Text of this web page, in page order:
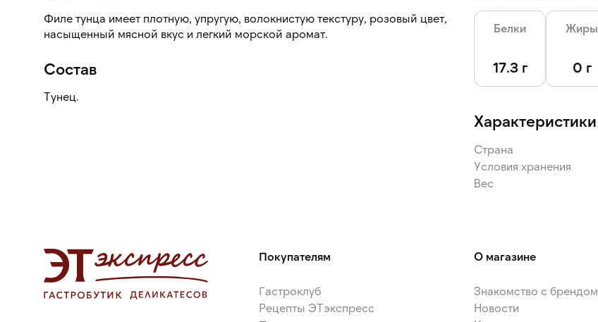
Филе тунца имеет плотную, упругую, волокнистую текстуру, розовый цвет,
насыщенный мясной вкус и легкий морской аромат.
Состав
Тунец.
Белки
17.3 г
Жиры
0 г
Характеристики
Страна
Условия хранения
Вес
Покупателям
Гастроклуб
Рецепты ЭТэкспресс
О магазине
Знакомство с брендом
Новости